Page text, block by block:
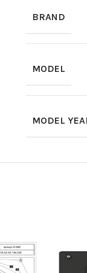
BRAND
MODEL
MODEL